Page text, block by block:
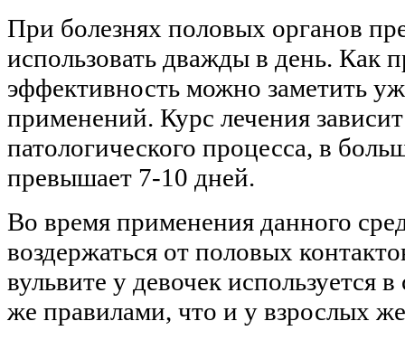
При болезнях половых органов
использовать дважды в день. Как
эффективность можно заметить
применений. Курс лечения
патологического процесса, в
превышает 7-10 дней.
Во время применения данного
воздержаться от половых
вульвите у девочек используется
же правилами, что и у взрослых